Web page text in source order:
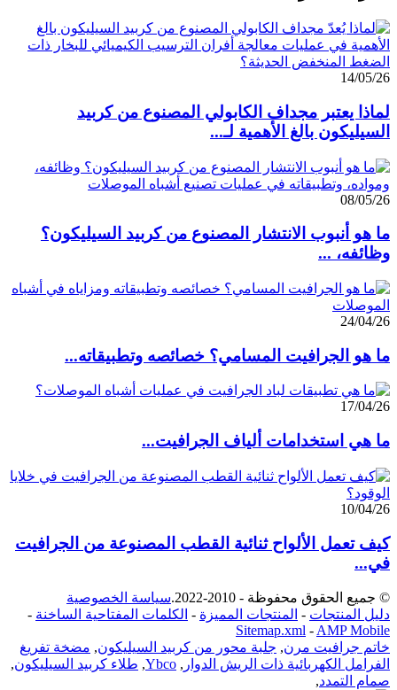
14/05/26
لماذا يعتبر مجداف الكابولي المصنوع من كربيد
السيليكون بالغ الأهمية لـ...
08/05/26
ما هو أنبوب الانتشار المصنوع من كربيد السيليكون؟
وظائفه، ...
24/04/26
ما هو الجرافيت المسامي؟ خصائصه وتطبيقاته...
17/04/26
ما هي استخدامات ألياف الجرافيت...
10/04/26
كيف تعمل الألواح ثنائية القطب المصنوعة من الجرافيت
في...
© جميع الحقوق محفوظة - 2010-2022.
سياسة الخصوصية
دليل المنتجات - المنتجات المميزة - الكلمات المفتاحية الساخنة -
Sitemap.xml - AMP Mobile
خاتم جرافيت مرن, جلبة محور من كربيد السيليكون, مضخة تفريغ
الفرامل الكهربائية ذات الريش الدوار ,
Ybco
, طلاء كربيد السيليكون,
صمام التمدد,